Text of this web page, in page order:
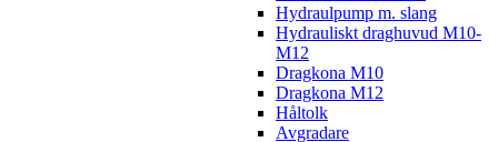
Hydraulpump m. slang
Hydrauliskt draghuvud M10-
M12
Dragkona M10
Dragkona M12
Håltolk
Avgradare